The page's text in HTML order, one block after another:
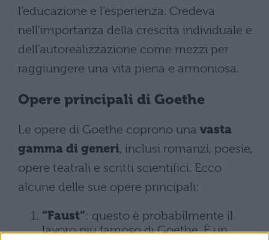
l’educazione e l’esperienza. Credeva
nell’importanza della crescita individuale e
dell’autorealizzazione come mezzi per
raggiungere una vita piena e armoniosa.
Opere principali di Goethe
Le opere di Goethe coprono una vasta
gamma di generi, inclusi romanzi, poesie,
opere teatrali e scritti scientifici. Ecco
alcune delle sue opere principali:
“Faust”: questo è probabilmente il
lavoro più famoso di Goethe. È un